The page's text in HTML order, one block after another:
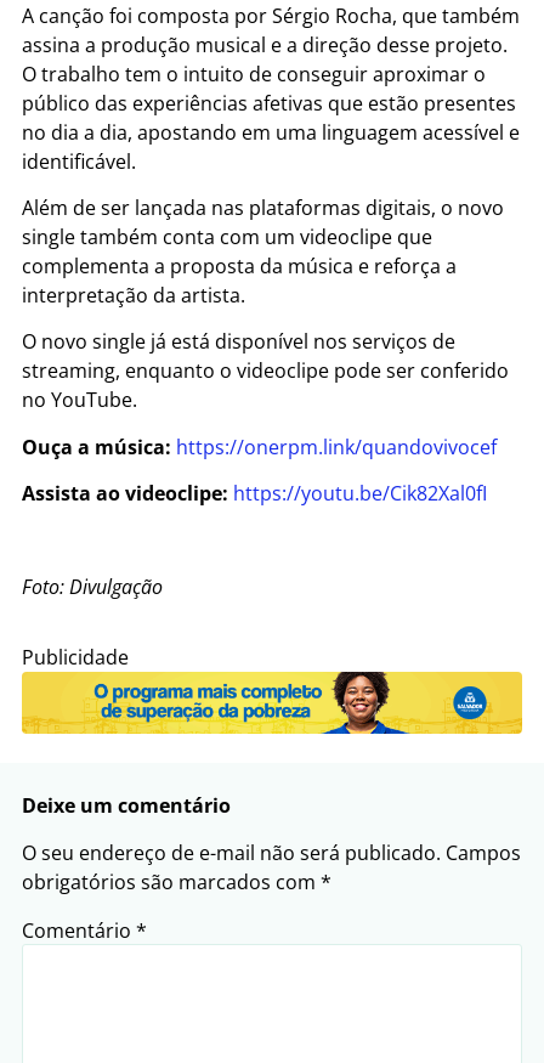
A canção foi composta por Sérgio Rocha, que também
assina a produção musical e a direção desse projeto.
O trabalho tem o intuito de conseguir aproximar o
público das experiências afetivas que estão presentes
no dia a dia, apostando em uma linguagem acessível e
identificável.
Além de ser lançada nas plataformas digitais, o novo
single também conta com um videoclipe que
complementa a proposta da música e reforça a
interpretação da artista.
O novo single já está disponível nos serviços de
streaming, enquanto o videoclipe pode ser conferido
no YouTube.
Ouça a música: https://onerpm.link/quandovivocef
Assista ao videoclipe: https://youtu.be/Cik82Xal0fI
Foto: Divulgação
Publicidade
Deixe um comentário
O seu endereço de e-mail não será publicado. Campos
obrigatórios são marcados com *
Comentário *